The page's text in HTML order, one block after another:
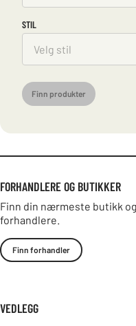
STIL
Finn produkter
FORHANDLERE OG BUTIKKER
Finn din nærmeste butikk
forhandlere.
Finn forhandler
VEDLEGG